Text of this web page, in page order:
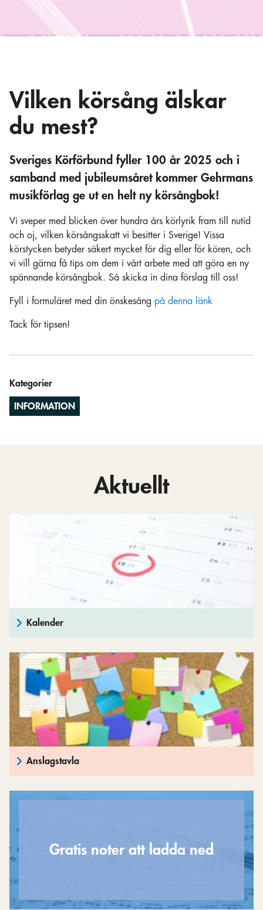
Vilken körsång älskar
du mest?
Sveriges Körförbund fyller 100 år 2025 och i
samband med jubileumsåret kommer Gehrmans
musikförlag ge ut en helt ny körsångbok!
Vi sveper med blicken över hundra års körlyrik fram till nutid
och oj, vilken körsångsskatt vi besitter i Sverige! Vissa
körstycken betyder säkert mycket för dig eller för kören, och
vi vill gärna få tips om dem i vårt arbete med att göra en ny
spännande körsångbok. Så skicka in dina förslag till oss!
Fyll i formuläret med din önskesång på denna länk
Tack för tipsen!
Kategorier
INFORMATION
Aktuellt
Kalender
Anslagstavla
Gratis noter att ladda ned